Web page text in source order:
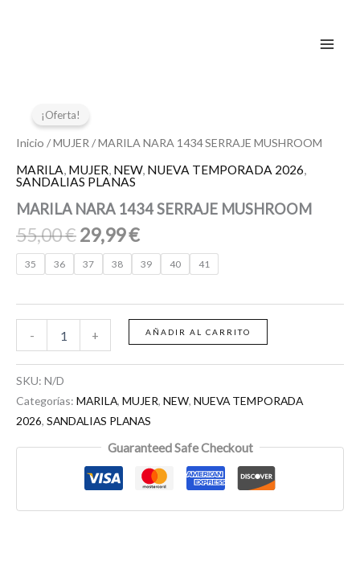
¡Oferta!
Inicio /MUJER / MARILA NARA 1434 SERRAJE MUSHROOM
MARILA, MUJER, NEW, NUEVA TEMPORADA 2026,
SANDALIAS PLANAS
MARILA NARA 1434 SERRAJE MUSHROOM
55,00€
original
55,00 €.
29,99€
actual
29,99 €.
35 36 37 38 39 40 41
-
NARA
1434
SERRAJE
cantidad
+ AÑADIR AL CARRITO
SKU: N/D
Categorías: MARILA, MUJER, NEW, NUEVA TEMPORADA
2026, SANDALIAS PLANAS
Guaranteed Safe Checkout